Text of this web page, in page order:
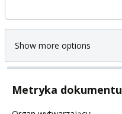
Show more options
Metryka dokumentu